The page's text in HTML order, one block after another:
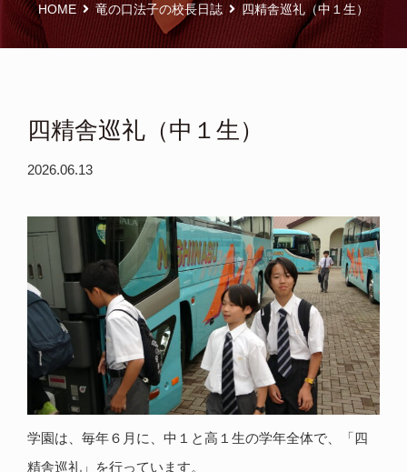
HOME 竜の口法子の校長日誌 四精舎巡礼（中１生）
四精舎巡礼（中１生）
2026.06.13
学園は、毎年６月に、中１と高１生の学年全体で、「四
精舎巡礼」を行っています。